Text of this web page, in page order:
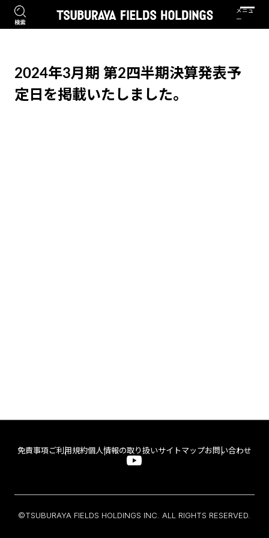
2024年3月期 第2四半期決算発表予
定日を掲載いたしました。
免責事項 ご利用規約個人情報の取り扱いサイトマップお問い合わせ
©TSUBURAYA FIELDS HOLDINGS INC. ALL RIGHTS RESERVED.